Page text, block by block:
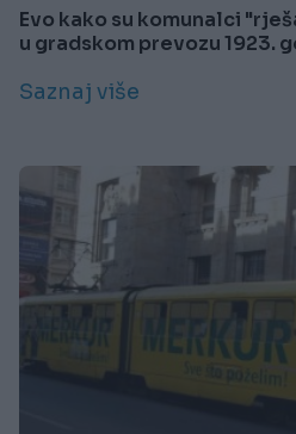
Evo kako su komunalci
u gradskom prevozu 1923.
Saznaj više